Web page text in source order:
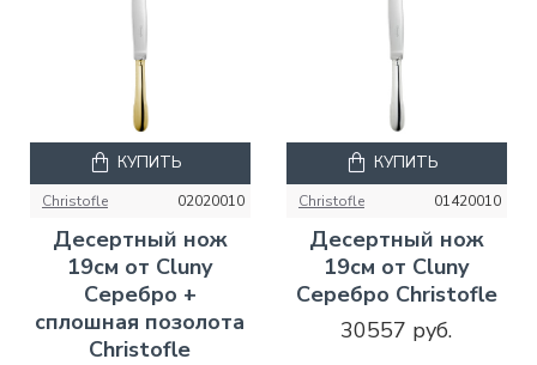
Christofle 02020010
Десертный нож
19см от Cluny
Серебро +
сплошная позолота
Christofle
КУПИТЬ
Christofle 01420010
Десертный нож
19см от Cluny
Серебро Christofle
30557 руб.
КУПИТЬ